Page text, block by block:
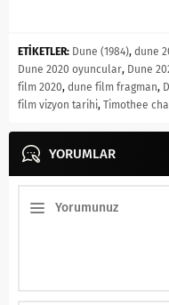
ETİKETLER: Dune (1984), dune
Dune 2020 oyuncular, Dune
film 2020, dune film fragman,
film vizyon tarihi, Timothee
YORUMLAR